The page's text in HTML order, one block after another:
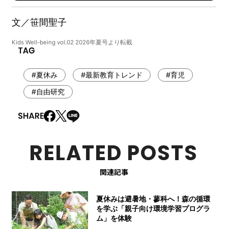
文／笹間聖子
Kids Well-being vol.02 2026年夏号より転載
#夏休み #最新教育トレンド
#育児
#自由研究
RELATED POSTS
関連記事
夏休みは避暑地・蓼科へ！森の循環
を学ぶ「親子向け環境学習プログラ
ム」を体験